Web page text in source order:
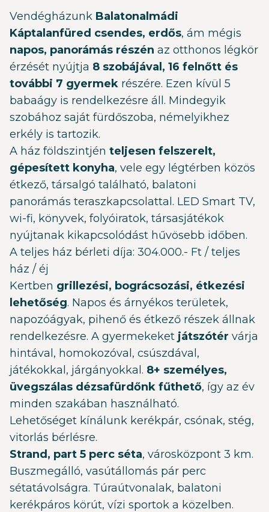
Vendégházunk Balatonalmádi
Káptalanfüred csendes, erdős, ám mégis
napos, panorámás részén az otthonos légkör
érzését nyújtja 8 szobájával, 16 felnőtt és
további 7 gyermek részére. Ezen kívül 5
babaágy is rendelkezésre áll. Mindegyik
szobához saját fürdőszoba, némelyikhez
erkély is tartozik.
A ház földszintjén teljesen felszerelt,
gépesített konyha, vele egy légtérben közös
étkező, társalgó található, balatoni
panorámás teraszkapcsolattal. LED Smart TV,
wi-fi, könyvek, folyóiratok, társasjátékok
nyújtanak kikapcsolódást hűvösebb időben.
A teljes ház bérleti díja: 304.000.- Ft / teljes
ház / éj
Kertben grillezési, bográcsozási, étkezési
lehetőség. Napos és árnyékos területek,
napozóágyak, pihenő és étkező részek állnak
rendelkezésre. A gyermekeket játszótér várja
hintával, homokozóval, csúszdával,
játékokkal, járgányokkal. 8+ személyes,
üvegszálas dézsafürdőnk fűthető, így az év
minden szakában használható.
Lehetőséget kínálunk kerékpár, csónak, stég,
vitorlás bérlésre.
Strand, part 5 perc séta, városközpont 3 km.
Buszmegálló, vasútállomás pár perc
sétatávolságra. Túraútvonalak, balatoni
kerékpáros körút, vízi sportok a közelben.